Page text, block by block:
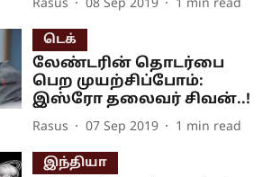
Rasus 08 Sep 2019 1 min read
டெக்
லேண்டரின் தொடர்பை
பெற முயற்சிப்போம்:
இஸ்ரோ தலைவர் சிவன்..!
Rasus 07 Sep 2019 1 min read
இந்தியா